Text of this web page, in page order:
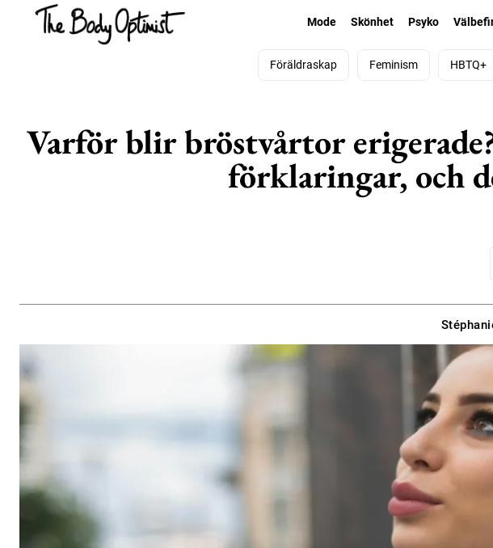
Mode Skönhet Psyko
Föräldraskap Feminism HBTQ+
Varför blir bröstvårtor
förklaringar, och